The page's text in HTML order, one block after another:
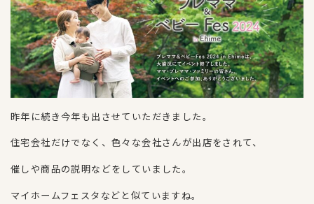
昨年に続き今年も出させていただきました。
住宅会社だけでなく、色々な会社さんが出店をされて、
催しや商品の説明などをしていました。
マイホームフェスタなどと似ていますね。